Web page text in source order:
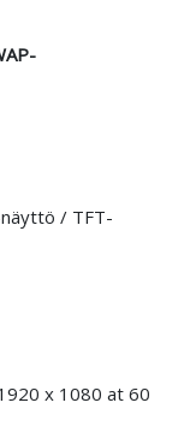
/ TFT-
x 1080 at 60